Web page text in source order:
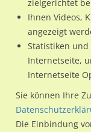
47800 /
Nutze günstige
Glockenspitz 19
Wir erheben für
aktuelle
zielgerichtet
Ihnen Videos,
angezeigt
Statistiken
Internetseite,
Internetseite
Sie können Ihre
Die Einbindung